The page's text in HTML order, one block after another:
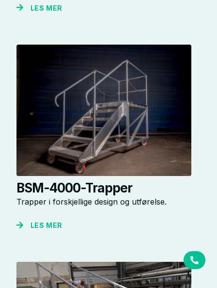
LES MER
BSM-4000-Trapper
Trapper i forskjellige design og utførelse.
LES MER